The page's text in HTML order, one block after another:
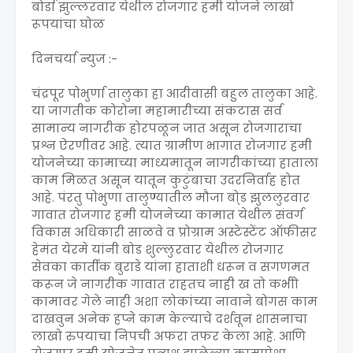
बोर्डा झुल्लरवार येथील रोजगार हमी योजने लाखो
रूपयांचा घोळ
दिनचर्या न्युज :-
चंद्रपूर पोभुर्णा तालुका हा आदीवासी बहुल तालुका आहे.
या जागतीक कोरोना महामारीच्या संकटास सर्व
सामान्य नागरीक होरपळून जात असून रोजगाराचा
प्रश्न ऐरणीवर आहे. त्यात ग्रामीण भागात रोजगार हमी
योजनेच्या कामाच्या माध्यमातून नागरीकांच्या हाताला
काम मिळत असून यातून कुटुंबाचा उदरनिर्वाह होत
आहे. पंरतु पोभुणा तालुण्यातील मौजा बो्ड झुललुरवार
गावात रोजगार हमी योजनेच्या कामात येथील संवर्ग
विकास अधिकारी साळवे व प्रोग्राम अस्टेस्टेंट ऑफीसर
हेमंत येरमे यांनी बोड शुल्लुरवार येथील रोजगार
सेवका कार्तीक बुराडे यांना हाताशी धरून व सगणमत
करून जे नागरीक गावात राहतच नाही ख तो कभीो
कामावर गेले नाही अशा लोकांच्या नावाने बोगस काम
दाखवुन अनेक हप्ने काम केल्याचे दर्शवून शासनाचा
लाखो रुपयाचा निपची अफरा तफर केला आहे. आणि